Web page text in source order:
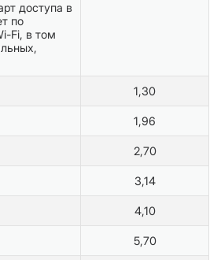
доступа в
по
Fi, в том
1,30
1,96
2,70
3,14
4,10
5,70